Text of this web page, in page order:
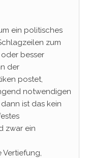
ein politisches
zum
besser
der
postet,
notwendigen
ist das kein
zwar ein
Vertiefung,